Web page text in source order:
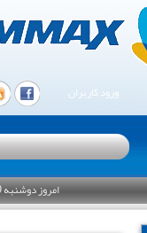
ورود کاربران
امروز دوشنبه 19 مرداد 1405